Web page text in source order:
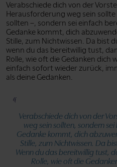
Verabschiede dich von der
Herausforderung weg sein sollte
sollten –, sondern sei einfach
Gedanke kommt, dich
Stille, zum Nichtwissen. Da bist
wenn du das bereitwillig tust,
Rolle, wie oft die Gedanken dich
einfach sofort wieder zurück,
als deine Gedanken.
Verabschiede dich von der
weg sein sollten, sondern
Gedanke kommt, dich
Stille, zum Nichtwissen. Da
Wenn du das bereitwillig tust,
Rolle, wie oft die